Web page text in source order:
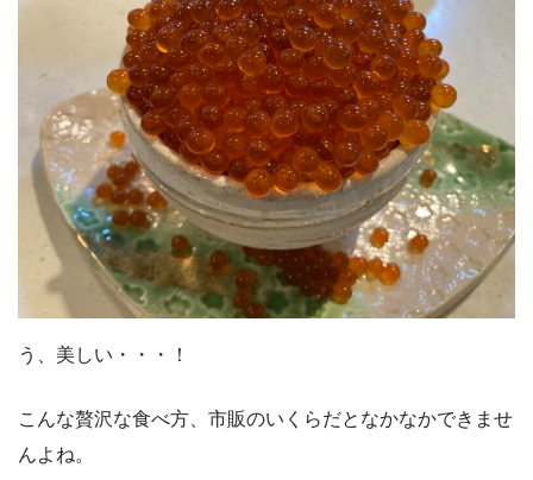
う、美しい・・・！
こんな贅沢な食べ方、市販のいくらだとなかなかできませ
んよね。